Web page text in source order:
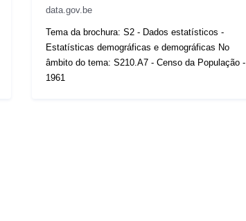
data.gov.be
Tema da brochura: S2 - Dados estatísticos -
Estatísticas demográficas e demográficas No
âmbito do tema: S210.A7 - Censo da População -
1961